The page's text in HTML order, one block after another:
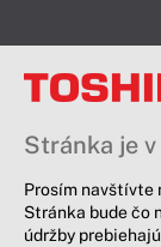
Stránka je
Prosím navštívte
Stránka bude čo
údržby